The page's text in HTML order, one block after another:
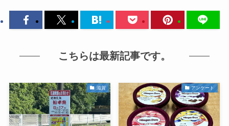
こちらは最新記事です。
滋賀 アンケート